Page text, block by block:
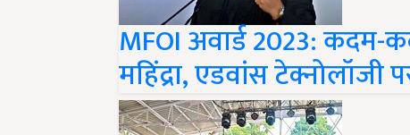
MFOI अवार्ड 2023: कदम-
महिंद्रा, एडवांस टेक्नोलॉजी